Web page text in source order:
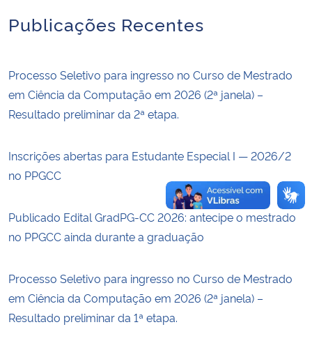
Gabinete de Segurança Institucional
Advocacia-Geral da União
Banco Central do Brasil
Publicações Recentes
Processo Seletivo para ingresso no Curso de Mestrado
em Ciência da Computação em 2026 (2ª janela) –
Resultado preliminar da 2ª etapa.
Inscrições abertas para Estudante Especial I — 2026/2
no PPGCC
Publicado Edital GradPG-CC 2026: antecipe o mestrado
no PPGCC ainda durante a graduação
Processo Seletivo para ingresso no Curso de Mestrado
em Ciência da Computação em 2026 (2ª janela) –
Resultado preliminar da 1ª etapa.